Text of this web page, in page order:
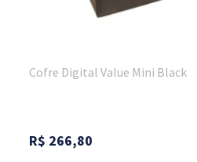
Cofre Digital Value Mini Black
R$ 266,80